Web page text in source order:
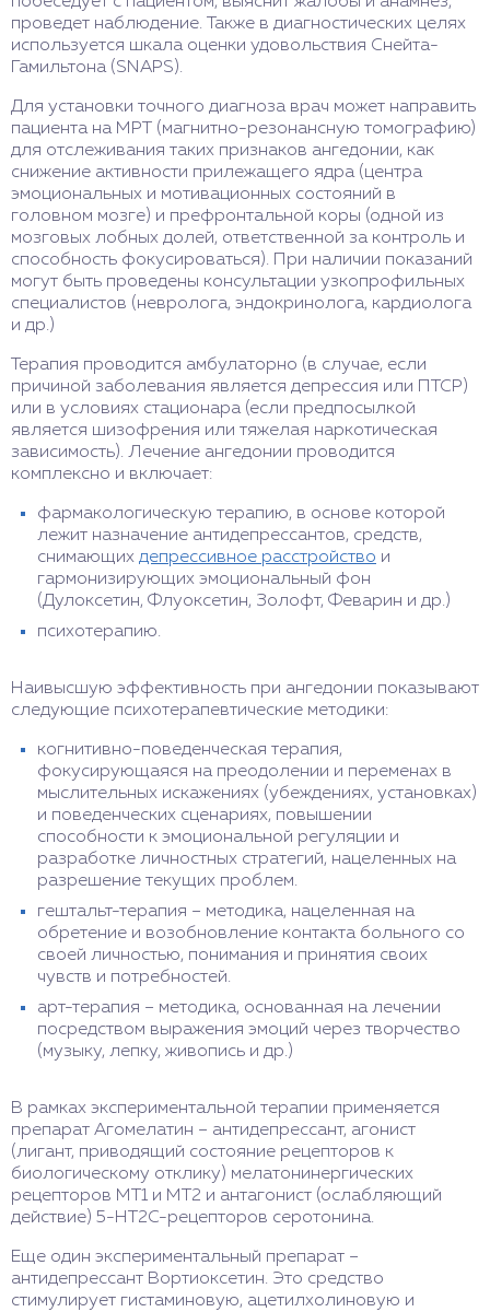
проведет наблюдение. Также в диагностических целях
используется шкала оценки удовольствия Снейта-
Гамильтона (SNAPS).
Для установки точного диагноза врач может направить
пациента на МРТ (магнитно-резонансную томографию)
для отслеживания таких признаков ангедонии, как
снижение активности прилежащего ядра (центра
эмоциональных и мотивационных состояний в
головном мозге) и префронтальной коры (одной из
мозговых лобных долей, ответственной за контроль и
способность фокусироваться). При наличии показаний
могут быть проведены консультации узкопрофильных
специалистов (невролога, эндокринолога, кардиолога
и др.)
Терапия проводится амбулаторно (в случае, если
причиной заболевания является депрессия или ПТСР)
или в условиях стационара (если предпосылкой
является шизофрения или тяжелая наркотическая
зависимость). Лечение ангедонии проводится
комплексно и включает:
фармакологическую терапию, в основе которой
лежит назначение антидепрессантов, средств,
снимающих депрессивное расстройство и
гармонизирующих эмоциональный фон
(Дулоксетин, Флуоксетин, Золофт, Феварин и др.)
психотерапию.
Наивысшую эффективность при ангедонии показывают
следующие психотерапевтические методики:
когнитивно-поведенческая терапия,
фокусирующаяся на преодолении и переменах в
мыслительных искажениях (убеждениях, установках)
и поведенческих сценариях, повышении
способности к эмоциональной регуляции и
разработке личностных стратегий, нацеленных на
разрешение текущих проблем.
гештальт-терапия – методика, нацеленная на
обретение и возобновление контакта больного со
своей личностью, понимания и принятия своих
чувств и потребностей.
арт-терапия – методика, основанная на лечении
посредством выражения эмоций через творчество
(музыку, лепку, живопись и др.)
В рамках экспериментальной терапии применяется
препарат Агомелатин – антидепрессант, агонист
(лигант, приводящий состояние рецепторов к
биологическому отклику) мелатонинергических
рецепторов MT1 и MT2 и антагонист (ослабляющий
действие) 5-НТ2С-рецепторов серотонина.
Еще один экспериментальный препарат –
антидепрессант Вортиоксетин. Это средство
стимулирует гистаминовую, ацетилхолиновую и